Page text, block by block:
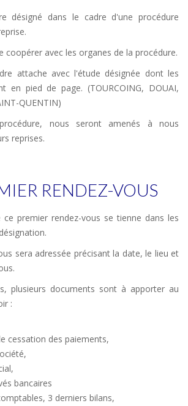
désigné dans le cadre d'une procédure
coopérer avec les organes de la procédure.
attache avec l'étude désignée dont les
en pied de page. (TOURCOING, DOUAI,
QUENTIN)
nous seront amenés à nous
reprises.
RENDEZ-VOUS
premier rendez-vous se tienne dans les
sera adressée précisant la date, le lieu et
plusieurs documents sont à apporter au
:
cessation des paiements,
bancaires
3 derniers bilans,